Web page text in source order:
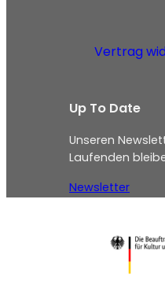
Vertrag
Up To Date
Unseren
Laufenden
Newsletter